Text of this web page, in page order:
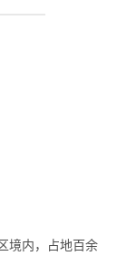
境内，占地百余